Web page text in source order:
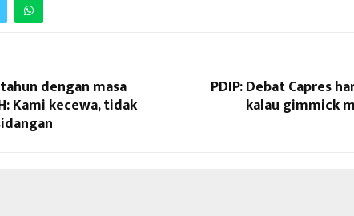
dengan masa
Kami kecewa, tidak
PDIP: Debat Capres
kalau gimmick